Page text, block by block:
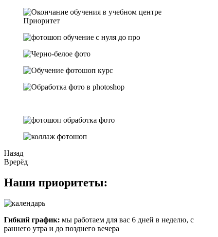
Назад
Врерёд
Наши приоритеты:
Гибкий график: мы работаем для вас 6 дней в неделю, с
раннего утра и до позднего вечера